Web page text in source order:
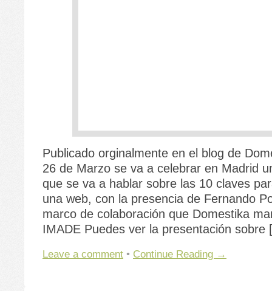
Publicado orginalmente en el blog de
26 de Marzo se va a celebrar en Madrid
que se va a hablar sobre las 10 claves
una web, con la presencia de Fernando
marco de colaboración que Domestika
IMADE Puedes ver la presentación
Leave a comment • Continue Reading →